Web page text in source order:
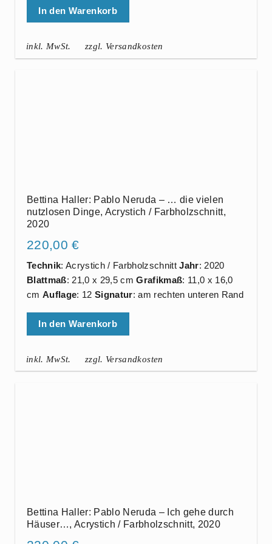
In den Warenkorb
inkl. MwSt. zzgl. Versandkosten
Bettina Haller: Pablo Neruda – … die vielen
nutzlosen Dinge, Acrystich / Farbholzschnitt,
2020
220,00€
Technik: Acrystich / FarbholzschnittJahr: 2020
Blattmaß: 21,0 x 29,5 cmGrafikmaß: 11,0 x 16,0
cm Auflage: 12 Signatur: am rechten unteren Rand
In den Warenkorb
inkl. MwSt. zzgl. Versandkosten
Bettina Haller: Pablo Neruda – Ich gehe durch
Häuser…, Acrystich / Farbholzschnitt, 2020